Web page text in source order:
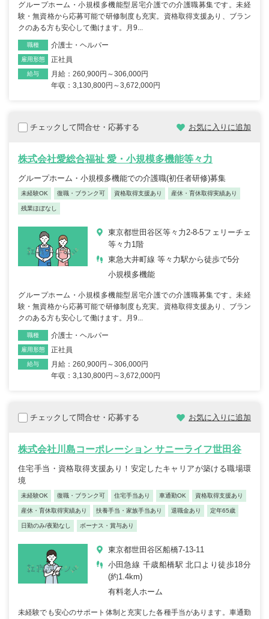
グループホーム・小規模多機能型居宅介護での介護職募集です。未経
験・無資格から応募可能で研修制度も充実。資格取得支援あり、ブラン
クのある方も安心して働けます。月9...
職種 介護士・ヘルパー
雇用形態 正社員
給与
月給：260,900円～306,000円
年収：3,130,800円～3,672,000円
チェックして問合せ・応募する お気に入りに追加
株式会社愛総合福祉 愛・小規模多機能等々力
グループホーム・小規模多機能での介護職(初任者研修)募集
未経験OK 復職・ブランク可 資格取得支援あり 産休・育休取得実績あり
残業ほぼなし
東京都世田谷区等々力2-8-5フェリーチェ
等々力1階
東急大井町線 等々力駅から徒歩で5分
小規模多機能
グループホーム・小規模多機能型居宅介護での介護職募集です。未経
験・無資格から応募可能で研修制度も充実。資格取得支援あり、ブラン
クのある方も安心して働けます。月9...
職種 介護士・ヘルパー
雇用形態 正社員
給与
月給：260,900円～306,000円
年収：3,130,800円～3,672,000円
チェックして問合せ・応募する お気に入りに追加
株式会社川島コーポレーション サニーライフ世田谷
住宅手当・資格取得支援あり！安定したキャリアが築ける職場環
境
未経験OK 復職・ブランク可 住宅手当あり 車通勤OK 資格取得支援あり
産休・育休取得実績あり 扶養手当・家族手当あり 退職金あり 定年65歳
日勤のみ/夜勤なし ボーナス・賞与あり
東京都世田谷区船橋7-13-11
小田急線 千歳船橋駅 北口より徒歩18分
(約1.4km)
有料老人ホーム
未経験でも安心のサポート体制と充実した各種手当があります。車通勤